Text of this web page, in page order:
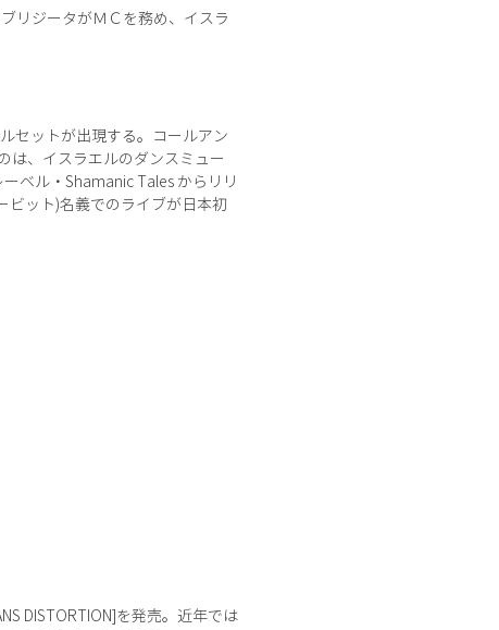
リジータがＭＣを務め、イスラ
セットが出現する。コールアン
は、イスラエルのダンスミュー
ベル・Shamanic Tales からリリ
ビット)名義でのライブが日本初
DISTORTION]を発売。近年では